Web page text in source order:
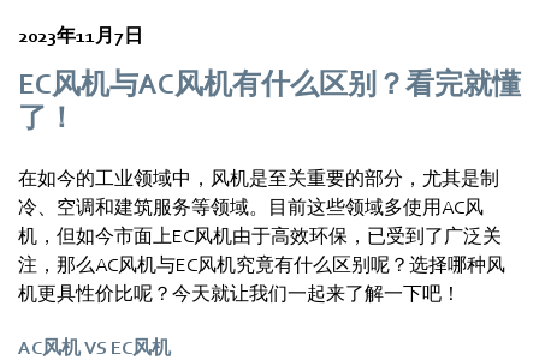
2023年11月7日
EC风机与AC风机有什么区别？看完就懂
了！
在如今的工业领域中，风机是至关重要的部分，尤其是制
冷、空调和建筑服务等领域。目前这些领域多使用AC风
机，但如今市面上EC风机由于高效环保，已受到了广泛关
注，那么AC风机与EC风机究竟有什么区别呢？选择哪种风
机更具性价比呢？今天就让我们一起来了解一下吧！
AC风机 VS EC风机